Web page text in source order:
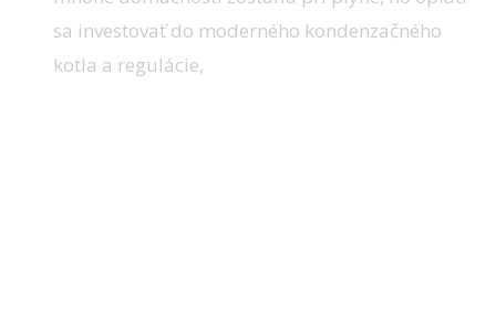
sa investovať do moderného kondenzačného
kotla a regulácie,